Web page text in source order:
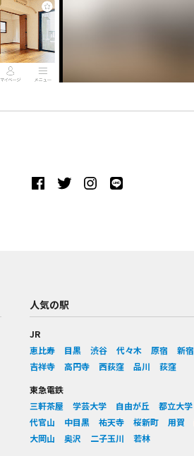
人気の駅
JR
恵比寿
目黒 渋谷 代々木 原宿 新宿
吉祥寺
高円寺 西荻窪 品川
荻窪
東急電鉄
三軒茶屋
学芸大学 自由が丘 都立大学
代官山
中目黒 祐天寺 桜新町 用賀
大岡山
奥沢 二子玉川
若林